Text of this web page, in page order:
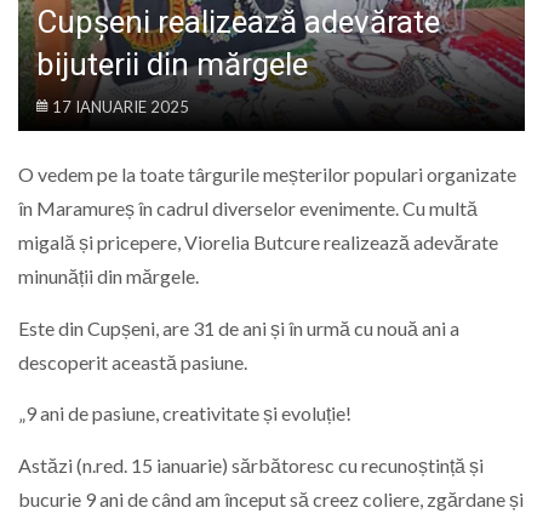
Cupșeni realizează adevărate
bijuterii din mărgele
17 IANUARIE 2025
O vedem pe la toate târgurile meșterilor populari organizate
în Maramureș în cadrul diverselor evenimente. Cu multă
migală și pricepere, Viorelia Butcure realizează adevărate
minunății din mărgele.
Este din Cupșeni, are 31 de ani și în urmă cu nouă ani a
descoperit această pasiune.
„9 ani de pasiune, creativitate și evoluție!
Astăzi (n.red. 15 ianuarie) sărbătoresc cu recunoștință și
bucurie 9 ani de când am început să creez coliere, zgărdane și